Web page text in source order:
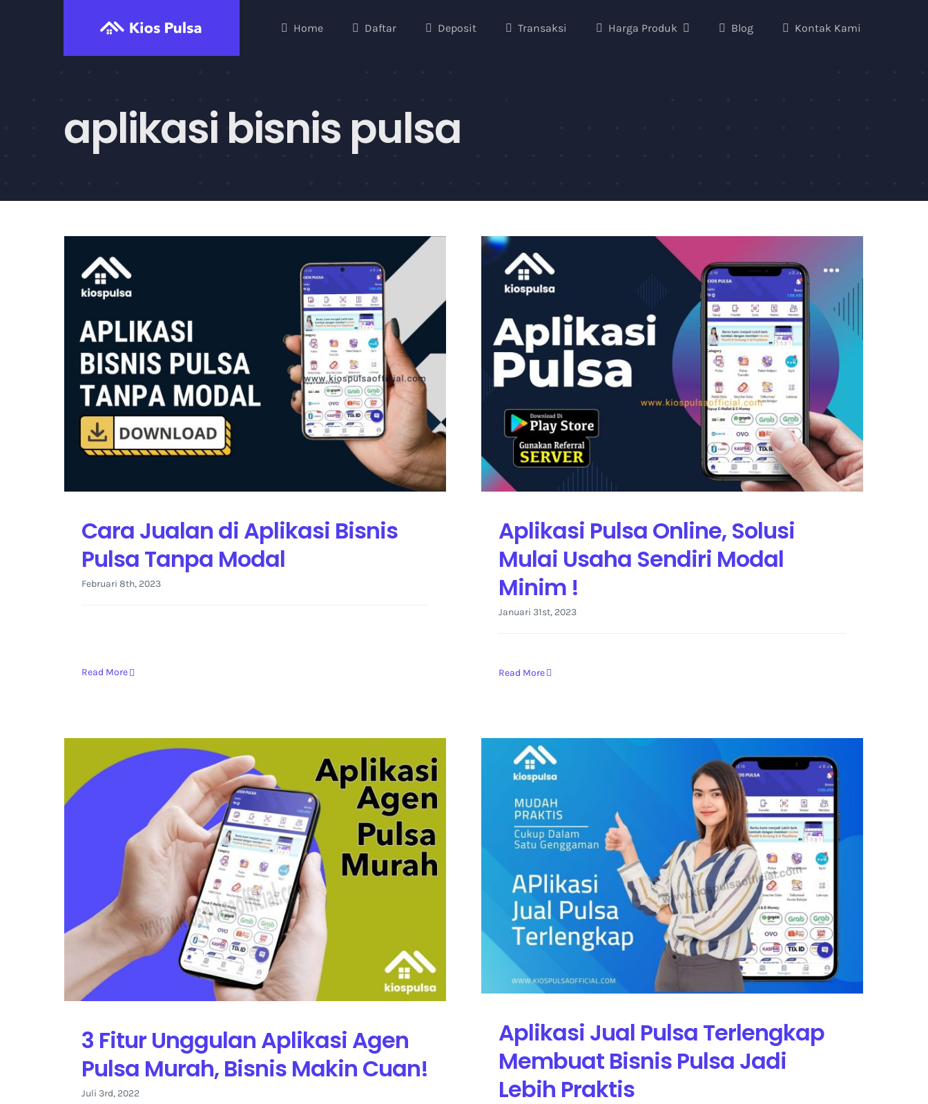
Home Daftar Deposit Transaksi Harga Produk Blog Kontak Kami
aplikasi bisnis pulsa
Cara Jualan di Aplikasi Bisnis
Pulsa Tanpa Modal
Februari 8th, 2023
Read More
Aplikasi Pulsa Online, Solusi
Mulai Usaha Sendiri Modal
Minim !
Januari 31st, 2023
Read More
3 Fitur Unggulan Aplikasi Agen
Pulsa Murah, Bisnis Makin Cuan!
Juli 3rd, 2022
Aplikasi Jual Pulsa Terlengkap
Membuat Bisnis Pulsa Jadi
Lebih Praktis